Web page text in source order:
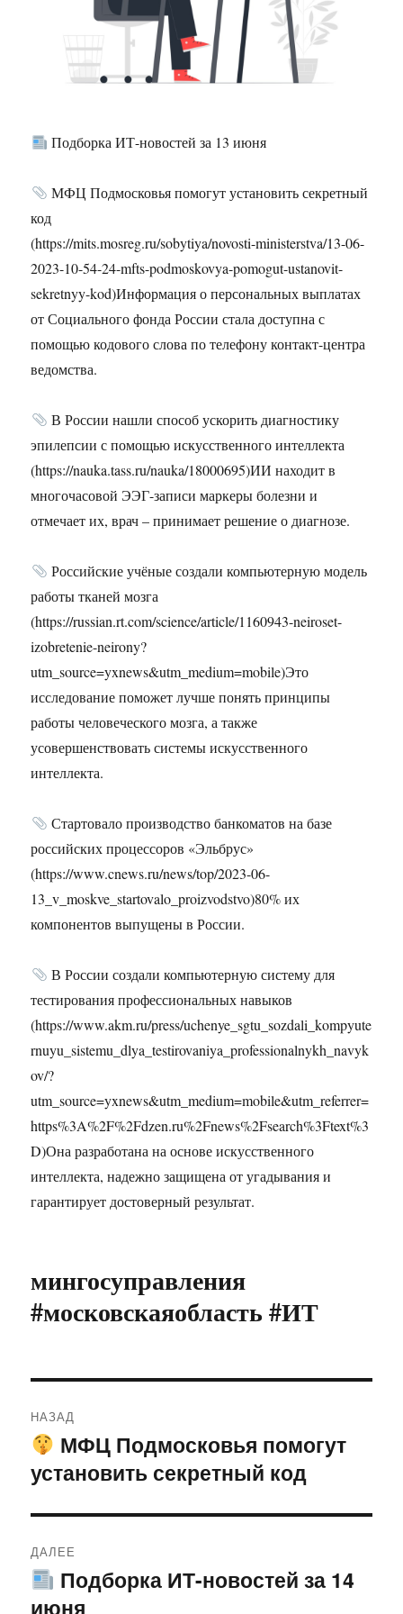
Подборка ИТ-новостей за 13 июня
МФЦ Подмосковья помогут установить секретный
код
(https://mits.mosreg.ru/sobytiya/novosti-ministerstva/13-06-
2023-10-54-24-mfts-podmoskovya-pomogut-ustanovit-
sekretnyy-kod)Информация о персональных выплатах
от Социального фонда России стала доступна с
помощью кодового слова по телефону контакт-центра
ведомства.
В России нашли способ ускорить диагностику
эпилепсии с помощью искусственного интеллекта
(https://nauka.tass.ru/nauka/18000695)ИИ находит в
многочасовой ЭЭГ-записи маркеры болезни и
отмечает их, врач – принимает решение о диагнозе.
Российские учёные создали компьютерную модель
работы тканей мозга
(https://russian.rt.com/science/article/1160943-neiroset-
izobretenie-neirony?
utm_source=yxnews&utm_medium=mobile)Это
исследование поможет лучше понять принципы
работы человеческого мозга, а также
усовершенствовать системы искусственного
интеллекта.
Стартовало производство банкоматов на базе
российских процессоров «Эльбрус»
(https://www.cnews.ru/news/top/2023-06-
13_v_moskve_startovalo_proizvodstvo)80% их
компонентов выпущены в России.
В России создали компьютерную систему для
тестирования профессиональных навыков
(https://www.akm.ru/press/uchenye_sgtu_sozdali_kompyute
rnuyu_sistemu_dlya_testirovaniya_professionalnykh_navyk
ov/?
utm_source=yxnews&utm_medium=mobile&utm_referrer=
https%3A%2F%2Fdzen.ru%2Fnews%2Fsearch%3Ftext%3
D)Она разработана на основе искусственного
интеллекта, надежно защищена от угадывания и
гарантирует достоверный результат.
мингосуправления
#московскаяобласть #ИТ
по
записям
НАЗАД
Предыдущая
запись:
МФЦ Подмосковья помогут
установить секретный код
ДАЛЕЕ
Следующая
запись:
Подборка ИТ-новостей за 14
июня